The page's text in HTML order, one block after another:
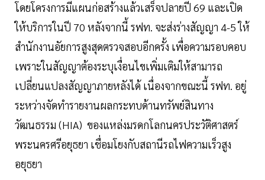
โดยโครงการมีแผนก่อสร้างแล้วเสร็จปลายปี 69 และเปิด
ให้บริการในปี 70 หลังจากนี้ รฟท. จะส่งร่างสัญญา 4-5 ให้
สำนักงานอัยการสูงสุดตรวจสอบอีกครั้ง เพื่อความรอบคอบ
เพราะในสัญญาต้องระบุเงื่อนไขเพิ่มเติมให้สามารถ
เปลี่ยนแปลงสัญญาภายหลังได้ เนื่องจากขณะนี้ รฟท. อยู่
ระหว่างจัดทำรายงานผลกระทบด้านทรัพย์สินทาง
วัฒนธรรม (HIA) ของแหล่งมรดกโลกนครประวัติศาสตร์
พระนครศรีอยุธยา เชื่อมโยงกับสถานีรถไฟความเร็วสูง
อยุธยา